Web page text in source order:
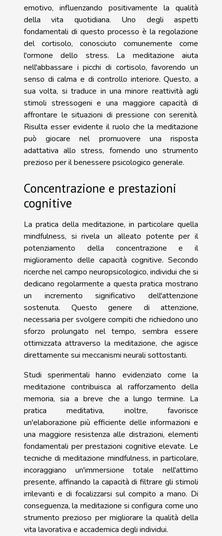
emotivo, influenzando positivamente la qualità
della vita quotidiana. Uno degli aspetti
fondamentali di questo processo è la regolazione
del cortisolo, conosciuto comunemente come
l'ormone dello stress. La meditazione aiuta
nell'abbassare i picchi di cortisolo, favorendo un
senso di calma e di controllo interiore. Questo, a
sua volta, si traduce in una minore reattività agli
stimoli stressogeni e una maggiore capacità di
affrontare le situazioni di pressione con serenità.
Risulta esser evidente il ruolo che la meditazione
può giocare nel promuovere una risposta
adattativa allo stress, fornendo uno strumento
prezioso per il benessere psicologico generale.
Concentrazione e prestazioni
cognitive
La pratica della meditazione, in particolare quella
mindfulness, si rivela un alleato potente per il
potenziamento della concentrazione e il
miglioramento delle capacità cognitive. Secondo
ricerche nel campo neuropsicologico, individui che si
dedicano regolarmente a questa pratica mostrano
un incremento significativo dell'attenzione
sostenuta. Questo genere di attenzione,
necessaria per svolgere compiti che richiedono uno
sforzo prolungato nel tempo, sembra essere
ottimizzata attraverso la meditazione, che agisce
direttamente sui meccanismi neurali sottostanti.
Studi sperimentali hanno evidenziato come la
meditazione contribuisca al rafforzamento della
memoria, sia a breve che a lungo termine. La
pratica meditativa, inoltre, favorisce
un'elaborazione più efficiente delle informazioni e
una maggiore resistenza alle distrazioni, elementi
fondamentali per prestazioni cognitive elevate. Le
tecniche di meditazione mindfulness, in particolare,
incoraggiano un'immersione totale nell'attimo
presente, affinando la capacità di filtrare gli stimoli
irrilevanti e di focalizzarsi sul compito a mano. Di
conseguenza, la meditazione si configura come uno
strumento prezioso per migliorare la qualità della
vita lavorativa e accademica degli individui.